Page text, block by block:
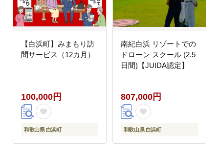
【白浜町】みまもり訪
問サービス（12カ月）
100,000円
和歌山県 白浜町
南紀白浜 リゾートでの
ドローン スクール (2.5
日間)【JUIDA認定】
807,000円
和歌山県 白浜町